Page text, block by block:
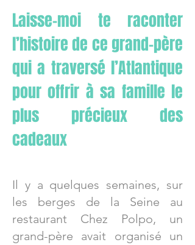
Laisse-moi te raconter
l’histoire de ce grand-père
qui a traversé l’Atlantique
pour offrir à sa famille le
plus précieux des
cadeaux
Il y a quelques semaines, sur
les berges de la Seine au
restaurant Chez Polpo, un
grand-père avait organisé un